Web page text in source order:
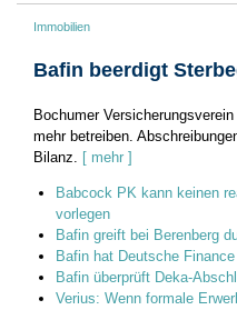
Immobilien
Bafin beerdigt
Bochumer
mehr betreiben.
Bilanz. [ mehr ]
Babcock PK kann keinen
vorlegen
Bafin greift bei Berenberg
Bafin hat Deutsche
Bafin überprüft Deka-
Verius: Wenn formale